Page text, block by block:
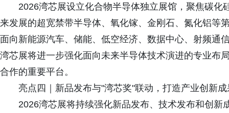
2026湾芯展设立化合物半导体独立展馆，聚焦碳
来发展的超宽禁带半导体、氧化镓、金刚石、氮化铝等
面向新能源汽车、储能、低空经济、数据中心、射频通
湾芯展将进一步强化面向未来半导体技术演进的专业布
合作的重要平台。
亮点四｜新品发布与"湾芯奖"联动，打造产业创新
2026湾芯展将持续强化新品发布、技术发布和创